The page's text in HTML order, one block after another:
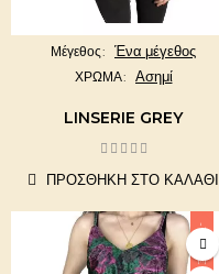
Μέγεθος Ένα μέγεθος
ΧΡΩΜΑ Ασημί
LINSERIE GREY
ΠΡΟΣΘΉΚΗ ΣΤΟ ΚΑΛΆΘΙ
-10,00 €